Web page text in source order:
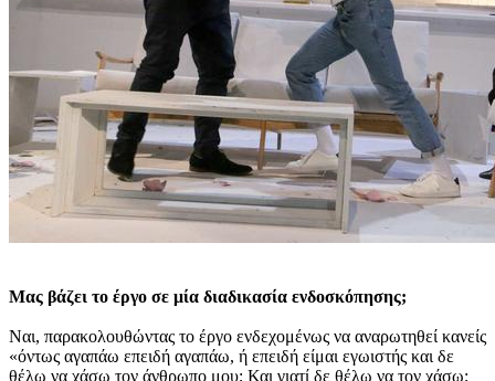
Μας βάζει το έργο σε μία διαδικασία ενδοσκόπησης;
Ναι, παρακολουθώντας το έργο ενδεχομένως να αναρωτηθεί κανείς
«όντως αγαπάω επειδή αγαπάω, ή επειδή είμαι εγωιστής και δε
θέλω να χάσω τον άνθρωπο μου; Και γιατί δε θέλω να τον χάσω;